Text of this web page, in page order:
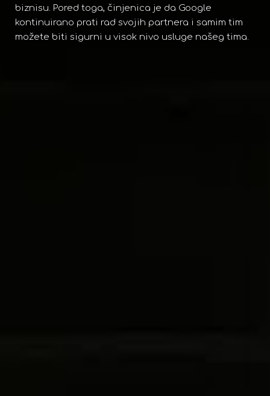
biznisu. Pored toga, činjenica je da Google
kontinuirano prati rad svojih partnera i samim tim
možete biti sigurni u visok nivo usluge našeg tima.